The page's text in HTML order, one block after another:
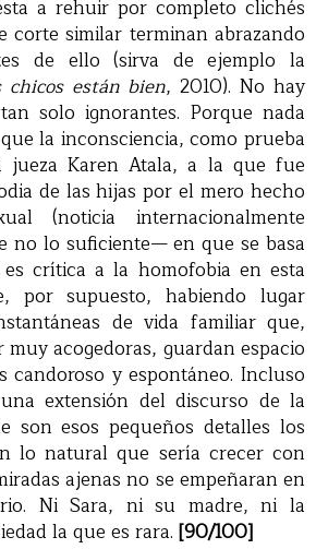
a rehuir por completo clichés
corte similar terminan abrazando
de ello (sirva de ejemplo la
chicos están bien, 2010). No hay
solo ignorantes. Porque nada
la inconsciencia, como prueba
Karen Atala, a la que fue
de las hijas por el mero hecho
(noticia internacionalmente
no lo suficiente— en que se basa
crítica a la homofobia en esta
por supuesto, habiendo lugar
de vida familiar que,
acogedoras, guardan espacio
candoroso y espontáneo. Incluso
extensión del discurso de la
son esos pequeños detalles los
lo natural que sería crecer con
ajenas no se empeñaran en
Ni Sara, ni su madre, ni la
la que es rara. [90/100]